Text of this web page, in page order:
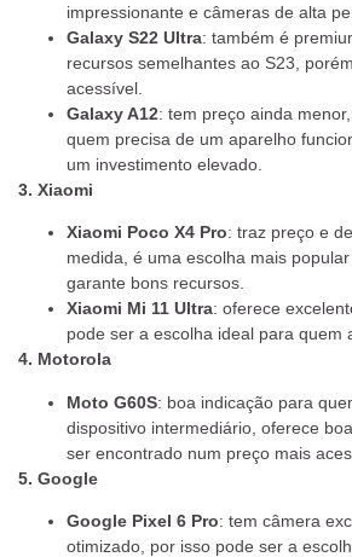
impressionante e câmeras de alta
Galaxy S22 Ultra: também é
recursos semelhantes ao S23,
acessível.
Galaxy A12: tem preço ainda
quem precisa de um aparelho
um investimento elevado.
3. Xiaomi
Xiaomi Poco X4 Pro: traz preço e
medida, é uma escolha mais
garante bons recursos.
Xiaomi Mi 11 Ultra: oferece
pode ser a escolha ideal para quem
4. Motorola
Moto G60S: boa indicação para
dispositivo intermediário, oferece
ser encontrado num preço mais
5. Google
Google Pixel 6 Pro: tem câmera
otimizado, por isso pode ser a